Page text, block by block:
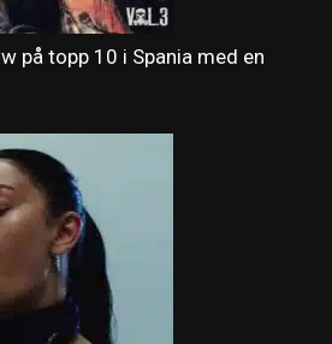
på topp 10 i Spania med en